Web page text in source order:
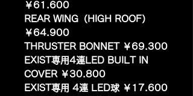
￥61.600
REAR WING（HIGH ROOF）
￥64.900
THRUSTER BONNET ￥69.300
EXIST専用4連LED BUILT IN
COVER ￥30.800
EXIST専用 4連 LED球 ￥17.600